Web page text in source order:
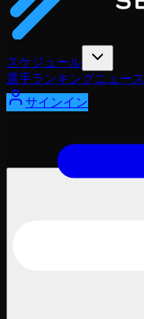
スケジュール
選手ランキングニュース
サインイン